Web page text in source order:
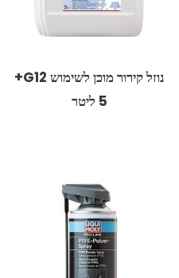
נוזל קירור מוכן לשימוש G12+